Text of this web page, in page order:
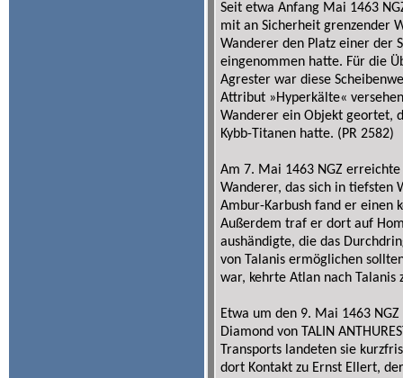
Seit etwa Anfang Mai 1463
mit an Sicherheit grenzender
Wanderer den Platz einer der
eingenommen hatte. Für die
Agrester war diese
Attribut »Hyperkälte«
Wanderer ein Objekt geortet,
Kybb-Titanen hatte. (PR 2582)
Am 7. Mai 1463 NGZ
Wanderer, das sich in tiefsten
Ambur-Karbush fand er einen
Außerdem traf er dort auf
aushändigte, die das
von Talanis ermöglichen
war, kehrte Atlan nach Talanis
Etwa um den 9. Mai 1463
Diamond von TALIN
Transports landeten sie
dort Kontakt zu Ernst Ellert,